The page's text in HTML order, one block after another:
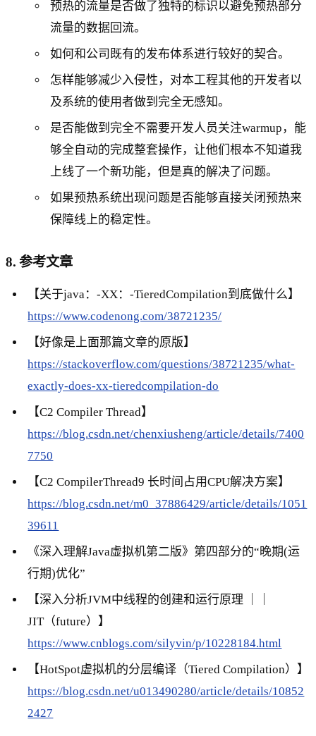
预热的流量是否做了独特的标识以避免预热部分
流量的数据回流。
如何和公司既有的发布体系进行较好的契合。
怎样能够减少入侵性，对本工程其他的开发者以
及系统的使用者做到完全无感知。
是否能做到完全不需要开发人员关注warmup，能
够全自动的完成整套操作，让他们根本不知道我
上线了一个新功能，但是真的解决了问题。
如果预热系统出现问题是否能够直接关闭预热来
保障线上的稳定性。
8. 参考文章
【关于java：-XX：-TieredCompilation到底做什么】
https://www.codenong.com/38721235/
【好像是上面那篇文章的原版】
https://stackoverflow.com/questions/38721235/what-
exactly-does-xx-tieredcompilation-do
【C2 Compiler Thread】
https://blog.csdn.net/chenxiusheng/article/details/7400
7750
【C2 CompilerThread9 长时间占用CPU解决方案】
https://blog.csdn.net/m0_37886429/article/details/1051
39611
《深入理解Java虚拟机第二版》第四部分的“晚期(运
行期)优化”
【深入分析JVM中线程的创建和运行原理 ｜｜
JIT（future）】
https://www.cnblogs.com/silyvin/p/10228184.html
【HotSpot虚拟机的分层编译（Tiered Compilation）】
https://blog.csdn.net/u013490280/article/details/10852
2427